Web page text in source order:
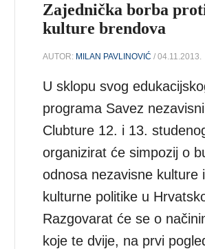
Zajednička borba
kulture brendova
AUTOR: MILAN PAVLINOVIĆ / 04.11.2013.
U sklopu svog
programa Savez
Clubture 12. i 13.
organizirat će simpozij o
odnosa nezavisne kulture
kulturne politike u
Razgovarat će se o
koje te dvije, na prvi